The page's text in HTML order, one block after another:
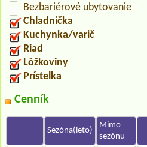
Bezbariérové ubytovanie
Chladnička
Kuchynka/varič
Riad
Lôžkoviny
Prístelka
Cenník
Sezóna(leto)
Mimo
sezónu